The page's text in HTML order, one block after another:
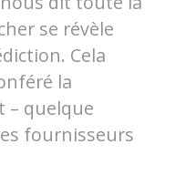
se révèle
Cela
la
– quelque
fournisseurs